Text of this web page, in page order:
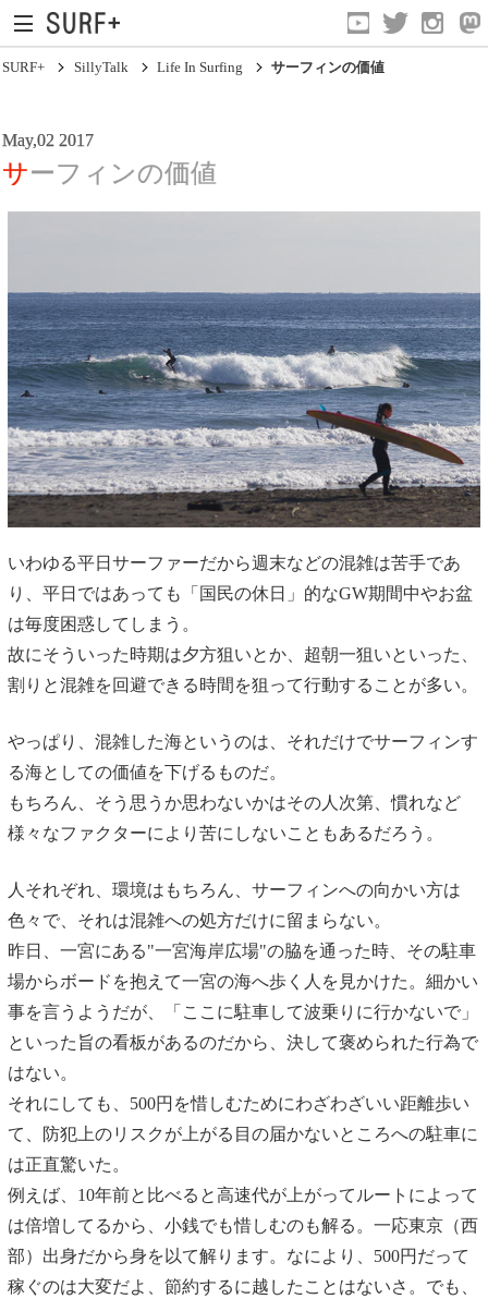
Life In Surfing
Vibration
Mind
Clips
SURF+ SillyTalk Life In Surfing サーフィンの価値
May,02 2017
サーフィンの価値
いわゆる平日サーファーだから週末などの混雑は苦手であ
り、平日ではあっても「国民の休日」的なGW期間中やお盆
は毎度困惑してしまう。
故にそういった時期は夕方狙いとか、超朝一狙いといった、
割りと混雑を回避できる時間を狙って行動することが多い。
やっぱり、混雑した海というのは、それだけでサーフィンす
る海としての価値を下げるものだ。
もちろん、そう思うか思わないかはその人次第、慣れなど
様々なファクターにより苦にしないこともあるだろう。
人それぞれ、環境はもちろん、サーフィンへの向かい方は
色々で、それは混雑への処方だけに留まらない。
昨日、一宮にある"一宮海岸広場"の脇を通った時、その駐車
場からボードを抱えて一宮の海へ歩く人を見かけた。細かい
事を言うようだが、「ここに駐車して波乗りに行かないで」
といった旨の看板があるのだから、決して褒められた行為で
はない。
それにしても、500円を惜しむためにわざわざいい距離歩い
て、防犯上のリスクが上がる目の届かないところへの駐車に
は正直驚いた。
例えば、10年前と比べると高速代が上がってルートによって
は倍増してるから、小銭でも惜しむのも解る。一応東京（西
部）出身だから身を以て解ります。なにより、500円だって
稼ぐのは大変だよ、節約するに越したことはないさ。でも、